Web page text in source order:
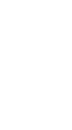
são sistemas